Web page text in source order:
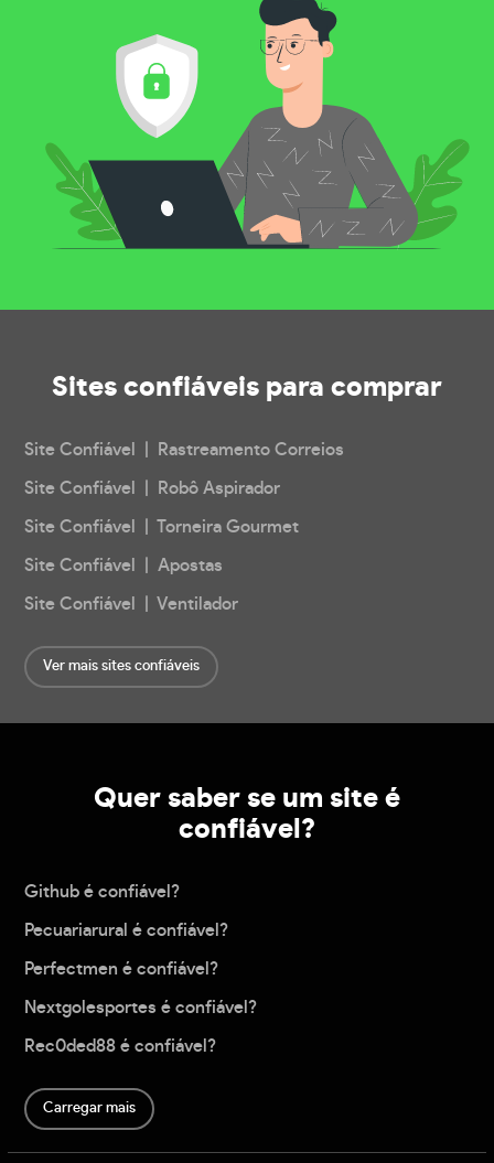
Sites confiáveis para comprar
Site Confiável | Rastreamento Correios
Site Confiável | Robô Aspirador
Site Confiável | Torneira Gourmet
Site Confiável | Apostas
Site Confiável | Ventilador
Ver mais sites confiáveis
Quer saber se um site é
confiável?
Github é confiável?
Pecuariarural é confiável?
Perfectmen é confiável?
Nextgolesportes é confiável?
Rec0ded88 é confiável?
Carregar mais